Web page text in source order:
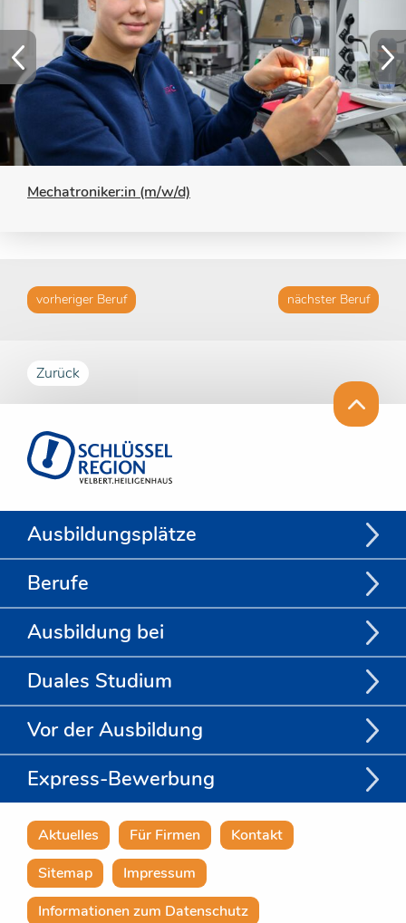
Mechatroniker:in (m/w/d)
vorheriger Beruf nächster Beruf
Zurück
Ausbildungsplätze
Berufe
Ausbildung bei
Duales Studium
Vor der Ausbildung
Express-Bewerbung
Aktuelles Für Firmen
Kontakt
Sitemap
Impressum
Informationen zum Datenschutz